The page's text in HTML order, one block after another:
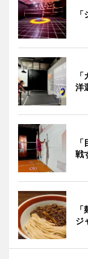
洋
戦
ジ